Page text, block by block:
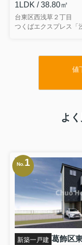
1LDK / 38.80㎡
台東区西浅草２丁目
つくばエクスプレス「
値
よ
No.1
新築一戸建